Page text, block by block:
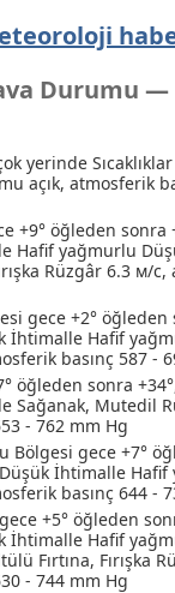
Durumu —
yerinde
açık, atmosferik
+9° öğleden sonra
Hafif yağmurlu
Rüzgâr 6.3 м/
gece +2° öğleden
İhtimalle Hafif
basınç 587 -
öğleden sonra
Sağanak, Mutedil
- 762 mm Hg
Bölgesi gece +7°
İhtimalle Hafif
basınç 644 -
+5° öğleden
İhtimalle Hafif
Fırtına, Fırışka
- 744 mm Hg